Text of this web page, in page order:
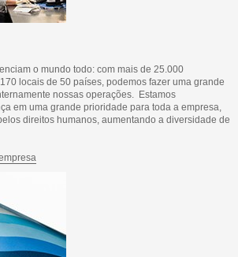
o mundo todo: com mais de 25.000
locais de 50 países, podemos fazer uma grande
nossas operações. Estamos
em uma grande prioridade para toda a empresa,
direitos humanos, aumentando a diversidade de